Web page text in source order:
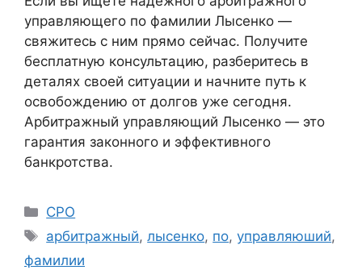
управляющего по фамилии Лысенко —
свяжитесь с ним прямо сейчас. Получите
бесплатную консультацию, разберитесь в
деталях своей ситуации и начните путь к
освобождению от долгов уже сегодня.
Арбитражный управляющий Лысенко — это
гарантия законного и эффективного
банкротства.
Рубрики
СРО
Метки
арбитражный,лысенко, по,управляюший,
фамилии